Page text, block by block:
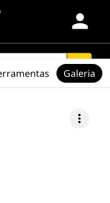
person
search
more_vert
Galeria